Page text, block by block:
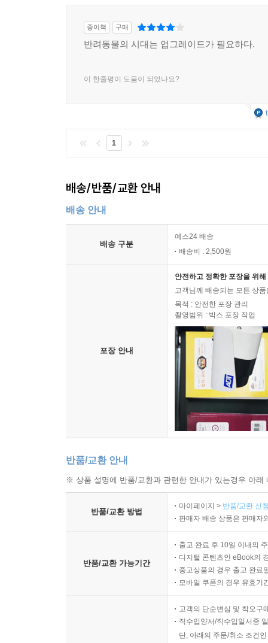
종이책 구매
반려동물의 시대는 업그레이드가 필요하다.
이 한줄평이 도움이 되었나요?
1
배송/반품/교환 안내
배송 안내
배송 구분
예스24 배송
배송비 : 2,500원
포장 안내
안전하고 정확한 포장을 위
고객님께 배송되는 모든 상
목적 : 안전한 포장 관리
촬영범위 : 박스 포장 작업
반품/교환 안내
※ 상품 설명에 반품/교환과 관련한 안내가 있는경우 아
반품/교환 방법
마이페이지 > 반품/교환 신
판매자 배송 상품은 판매자
반품/교환 가능기간
출고 완료 후 10일 이내의
디지털 콘텐츠인 eBook의
중고상품의 경우 출고 완료
모바일 쿠폰의 경우 유효기
고객의 단순변심 및 착오구
직수입양서/직수입일서중
단, 아래의 주문/취소 조건